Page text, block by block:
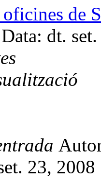
oficines de
Data: dt.
23,